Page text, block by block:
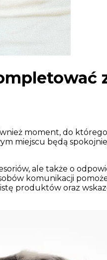
moment, do
miejscu będą
ale także o
komunikacji
produktów oraz